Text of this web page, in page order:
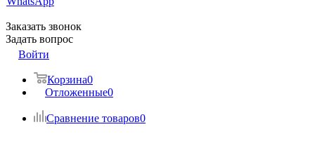
Заказать звонок
Задать вопрос
Войти
Корзина0
Отложенные0
Сравнение товаров0